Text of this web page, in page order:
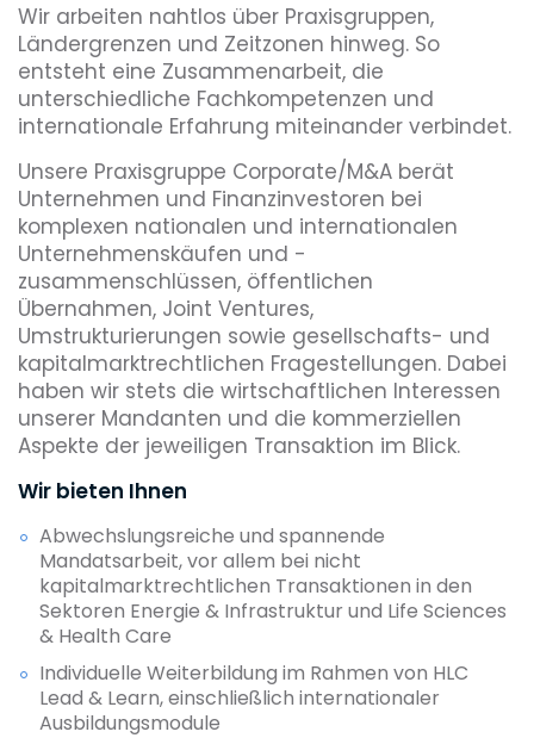
Wir arbeiten nahtlos über Praxisgruppen,
Ländergrenzen und Zeitzonen hinweg. So
entsteht eine Zusammenarbeit, die
unterschiedliche Fachkompetenzen und
internationale Erfahrung miteinander verbindet.
Unsere Praxisgruppe Corporate/M&A berät
Unternehmen und Finanzinvestoren bei
komplexen nationalen und internationalen
Unternehmenskäufen und -
zusammenschlüssen, öffentlichen
Übernahmen, Joint Ventures,
Umstrukturierungen sowie gesellschafts- und
kapitalmarktrechtlichen Fragestellungen. Dabei
haben wir stets die wirtschaftlichen Interessen
unserer Mandanten und die kommerziellen
Aspekte der jeweiligen Transaktion im Blick.
Wir bieten Ihnen
Abwechslungsreiche und spannende
Mandatsarbeit, vor allem bei nicht
kapitalmarktrechtlichen Transaktionen in den
Sektoren Energie & Infrastruktur und Life Sciences
& Health Care
Individuelle Weiterbildung im Rahmen von HLC
Lead & Learn, einschließlich internationaler
Ausbildungsmodule